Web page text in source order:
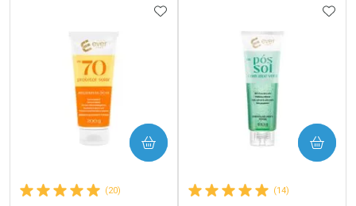
(20)
ADICIONAR AOS FAVORITOS
COMPRAR
(14)
COMPRAR